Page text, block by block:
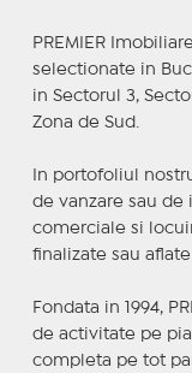
PREMIER
selectionate in
in Sectorul 3,
Zona de Sud.
In portofoliul
de vanzare sau de
comerciale si
finalizate sau
Fondata in 1994,
de activitate pe
completa pe tot